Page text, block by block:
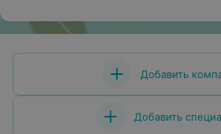
Добавить
Добавить